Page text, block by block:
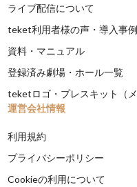
ライブ配信について
teket利用者様の声・導入事例
資料・マニュアル
登録済み劇場・ホール一覧
teketロゴ・プレスキット（メ
運営会社情報
利用規約
プライバシーポリシー
Cookieの利用について